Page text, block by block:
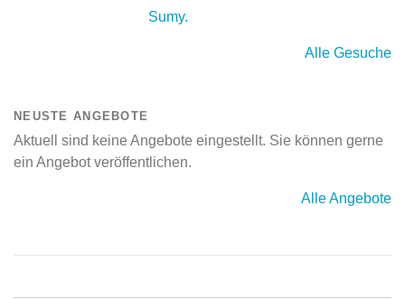
Sumy.
Alle Gesuche
NEUSTE ANGEBOTE
Aktuell sind keine Angebote eingestellt. Sie können gerne
ein Angebot veröffentlichen.
Alle Angebote